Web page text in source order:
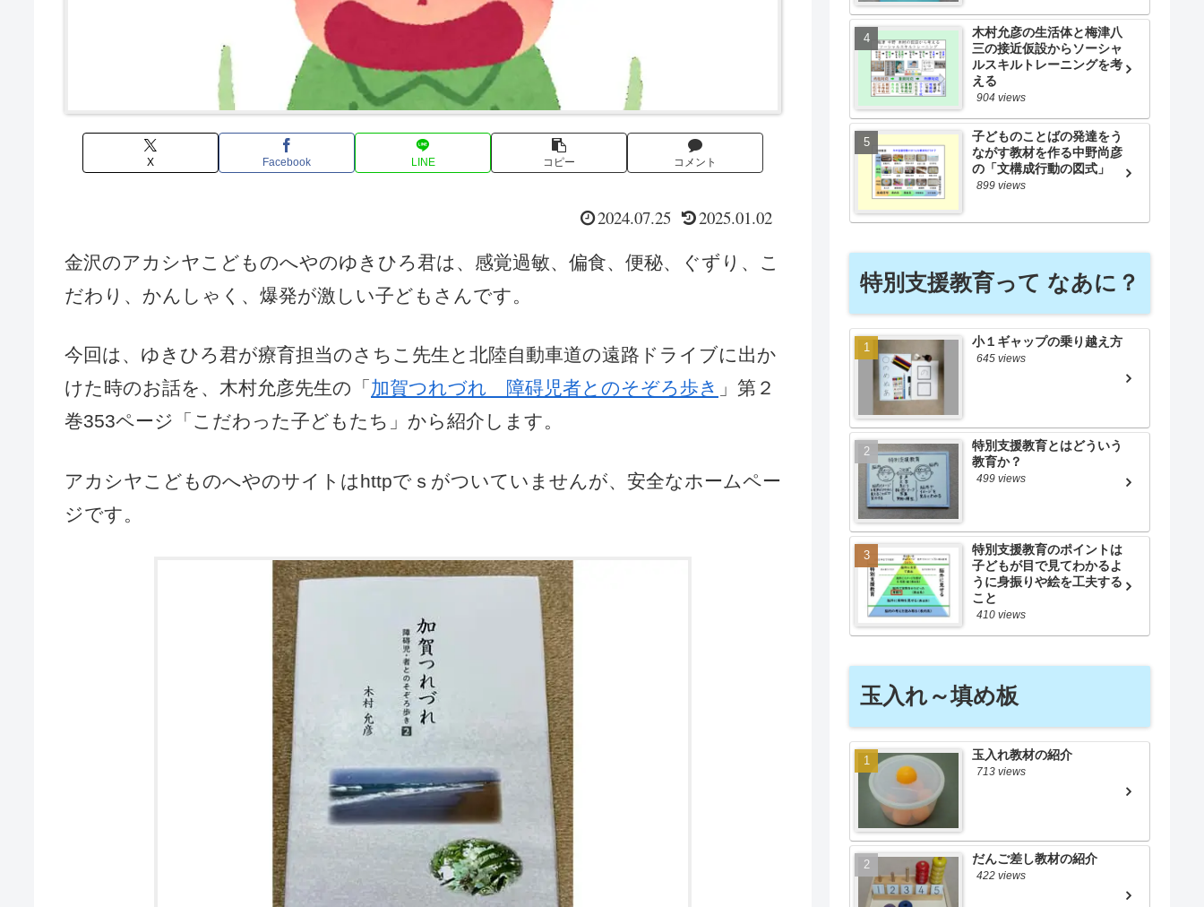
X Facebook LINE コピー コメント
2024.07.25 2025.01.02
金沢のアカシヤこどものへやのゆきひろ君は、感覚過敏、偏食、便秘、ぐずり、こ
だわり、かんしゃく、爆発が激しい子どもさんです。
今回は、 ゆきひろ君が療育担当のさちこ先生と北陸自動車道の遠路ドライブに出か
けた時のお話を、木村允彦先生の「 加賀つれづれ 障碍児者とのそぞろ歩き 」第２
巻353ページ「こだわった子どもたち」から紹介します。
アカシヤこどものへやのサイトはhttpでｓがついていませんが、安全なホームペー
ジです。
木村允彦の生活体と梅津八
三の接近仮設からソーシャ
ルスキルトレーニングを考
える
904 views
子どものことばの発達をう
ながす教材を作る中野尚彦
の「文構成行動の図式」
899 views
特別支援教育って なあに？
小１ギャップの乗り越え方
645 views
特別支援教育とはどういう
教育か？
499 views
特別支援教育のポイントは
子どもが目で見てわかるよ
うに身振りや絵を工夫する
こと
410 views
玉入れ～填め板
玉入れ教材の紹介
713 views
だんご差し教材の紹介
422 views